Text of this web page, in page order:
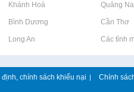
Khánh Hoà Rao vặt tại Quảng
Bình Dương Rao vặt tại Cần Thơ
Long An Rao vặt tại Các tỉnh
định, chính sách khiếu nại | Chính